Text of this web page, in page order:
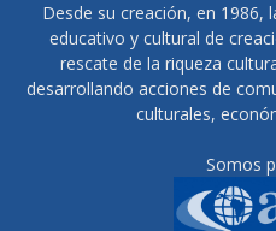
Desde su creación, en 1986,
educativo y cultural de
rescate de la riqueza
desarrollando acciones de
culturales,
Somos